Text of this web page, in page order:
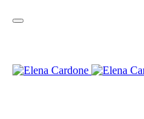
Saltar
Saltar
principal